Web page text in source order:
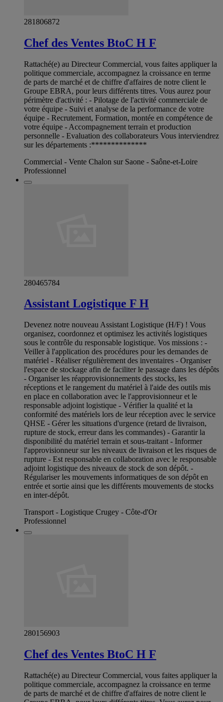
281806872
Chef des Ventes BtoC H F
Rattaché(e) au Directeur Commercial, vous faites appliquer la
politique commerciale, accompagnez la croissance en terme
de parts de marché et de chiffre d'affaires de notre client le
Groupe EBRA, pour leurs différents titres. Vous aurez pour
périmètre d'activité : - Pilotage de l'activité commerciale de
votre équipe - Suivi et analyse de la performance de votre
équipe - Recrutement, Formation, montée en compétence de
votre équipe - Accompagnement terrain et production
personnelle - Evaluation des collaborateurs Vous interviendrez
sur les départements :**************
Commercial - Vente Chalon sur Saone - Saône-et-Loire
Professionnel
280465784
Assistant Logistique F H
Devenez notre nouveau Assistant Logistique (H/F) ! Vous
organisez, coordonnez et optimisez les activités logistiques
sous le contrôle du responsable logistique. Vos missions : -
Veiller à l'application des procédures pour les demandes de
matériel - Réaliser régulièrement des inventaires - Organiser
l'espace de stockage afin de faciliter le passage dans les dépôts
- Organiser les réapprovisionnements des stocks, les
réceptions et le rangement du matériel à l'aide des outils mis
en place en collaboration avec le l'approvisionneur et le
responsable adjoint logistique - Vérifier la qualité et la
conformité des matériels lors de leur réception avec le service
QHSE - Gérer les situations d'urgence (retard de livraison,
rupture de stock, erreur dans les commandes) - Garantir la
disponibilité du matériel terrain et sous-traitant - Informer
l'approvisionneur sur les niveaux de livraison et les risques de
rupture - Est responsable en collaboration avec le responsable
adjoint logistique des niveaux de stock de son dépôt. -
Régulariser les mouvements informatiques de son dépôt en
entrée et sortie ainsi que les différents mouvements de stocks
en inter-dépôt.
Transport - Logistique Crugey - Côte-d'Or
Professionnel
280156903
Chef des Ventes BtoC H F
Rattaché(e) au Directeur Commercial, vous faites appliquer la
politique commerciale, accompagnez la croissance en terme
de parts de marché et de chiffre d'affaires de notre client le